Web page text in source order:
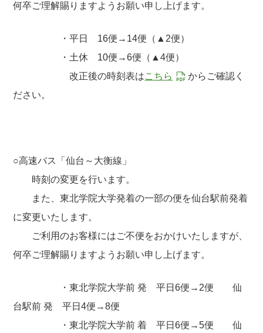
何卒ご理解賜りますようお願い申し上げます。
・平日 16便→14便（▲2便）
・土休 10便→6便（▲4便）
改正後の時刻表はこちら
からご確認く
ださい。
○高速バス「仙台～大衡線」
時刻の変更を行います。
また、東北学院大学発着の一部の便を仙台駅前発着
に変更いたします。
ご利用のお客様にはご不便をおかけいたしますが、
何卒ご理解賜りますようお願い申し上げます。
・東北学院大学前 発 平日6便→2便 仙
台駅前 発 平日4便→8便
・東北学院大学前 着 平日6便→5便 仙